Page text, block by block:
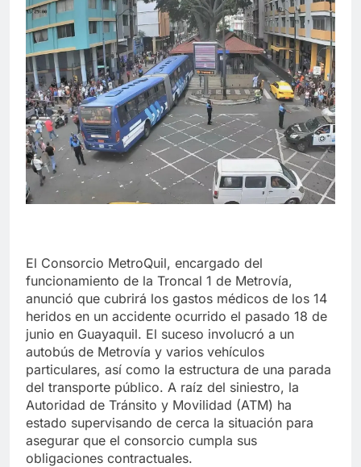
El Consorcio MetroQuil, encargado del
funcionamiento de la Troncal 1 de Metrovía,
anunció que cubrirá los gastos médicos de los 14
heridos en un accidente ocurrido el pasado 18 de
junio en Guayaquil. El suceso involucró a un
autobús de Metrovía y varios vehículos
particulares, así como la estructura de una parada
del transporte público. A raíz del siniestro, la
Autoridad de Tránsito y Movilidad (ATM) ha
estado supervisando de cerca la situación para
asegurar que el consorcio cumpla sus
obligaciones contractuales.